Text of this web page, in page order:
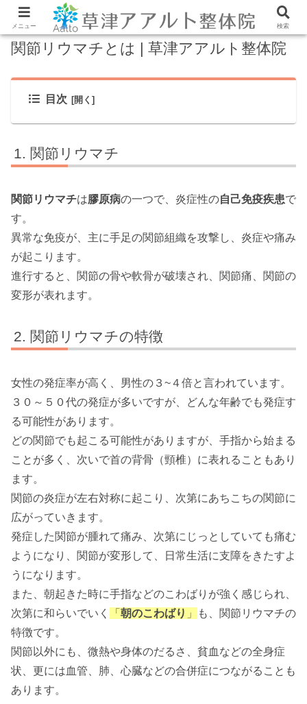
関節リウマチとは | 草津アアルト整体院
目次
関節リウマチ
関節リウマチは膠原病の一つで、炎症性の自己免疫疾患で
す。
異常な免疫が、主に手足の関節組織を攻撃し、炎症や痛み
が起こります。
進行すると、関節の骨や軟骨が破壊され、関節痛、関節の
変形が表れます。
関節リウマチの特徴
女性の発症率が高く、男性の３~４倍と言われています。
３０～５０代の発症が多いですが、どんな年齢でも発症す
る可能性があります。
どの関節でも起こる可能性がありますが、手指から始まる
ことが多く、次いで首の背骨（頸椎）に表れることもあり
ます。
関節の炎症が左右対称に起こり、次第にあちこちの関節に
広がっていきます。
発症した関節が腫れて痛み、次第にじっとしていても痛む
ようになり、関節が変形して、日常生活に支障をきたすよ
うになります。
また、朝起きた時に手指などのこわばりが強く感じられ、
次第に和らいでいく
「 朝のこわばり 」
も、関節リウマチの
特徴です。
関節以外にも、微熱や身体のだるさ、貧血などの全身症
状、更には血管、肺、心臓などの合併症につながることも
あります。
メニュー 検索